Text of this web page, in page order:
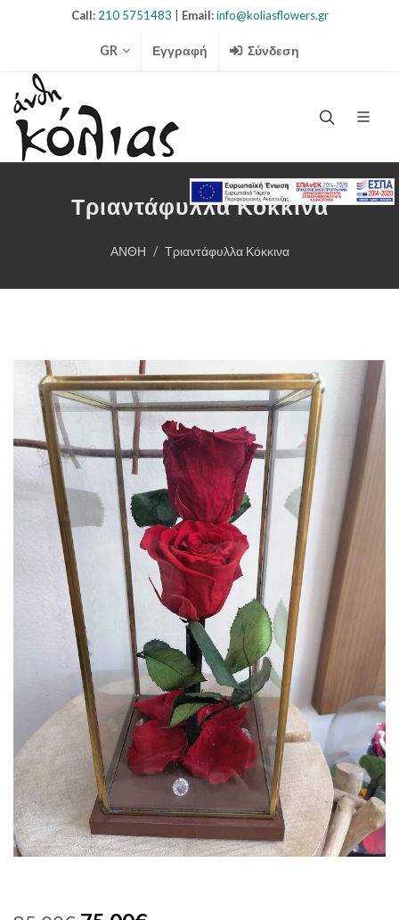
Call: 210 5751483 Email: info@koliasflowers.gr
GR Εγγραφή Σύνδεση
Search
Τριαντάφυλλα Κόκκινα
ΑΝΘΗ Τριαντάφυλλα Κόκκινα